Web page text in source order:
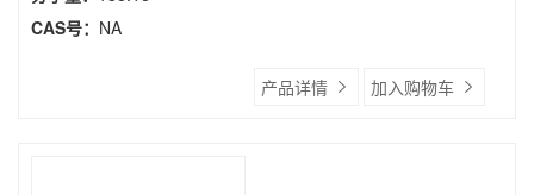
CAS号： NA
产品详情 加入购物车